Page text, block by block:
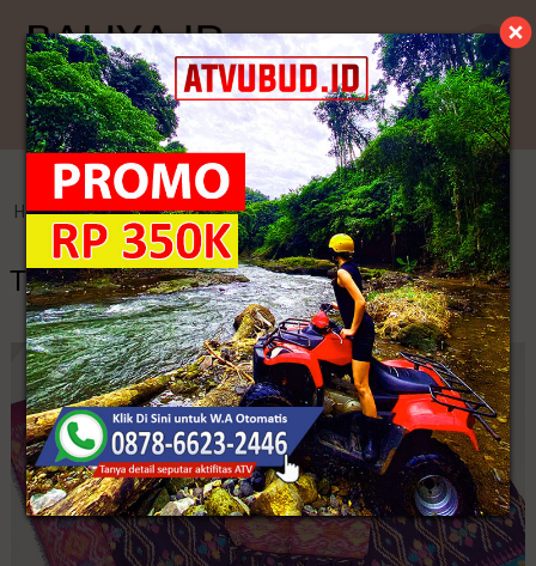
Kategori
Home >Endek Bali >Tenun Ikat Sulawesi Selatan
Tenun Ikat Sulawesi Selatan